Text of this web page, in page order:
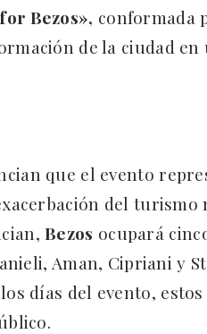
Bezos», conformada
de la ciudad en
que el evento
del turismo
Bezos ocupará
Aman, Cipriani y
días del evento,